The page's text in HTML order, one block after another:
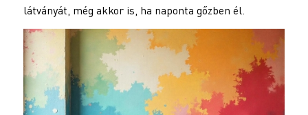
látványát, még akkor is, ha naponta gőzben él.